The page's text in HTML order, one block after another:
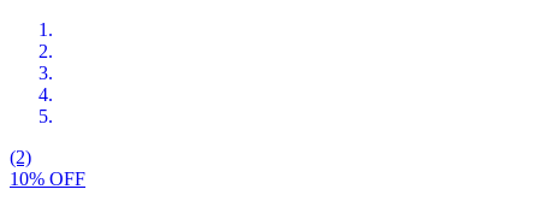
(2)
10% OFF